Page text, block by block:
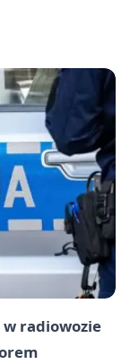
radiowozie